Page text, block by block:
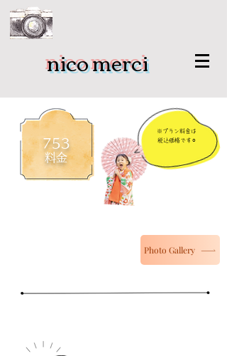
nico merci
​753
料金
​※プラン料金は
税込価格です⚪︎
Photo Gallery